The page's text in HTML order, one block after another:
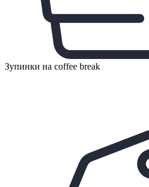
Зупинки на coffee break